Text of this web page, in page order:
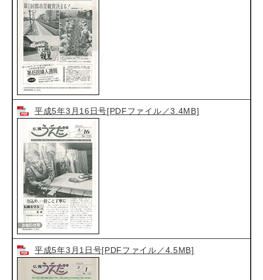
平成5年3月16日号[PDFファイル／3.4MB]
平成5年3月1日号[PDFファイル／4.5MB]